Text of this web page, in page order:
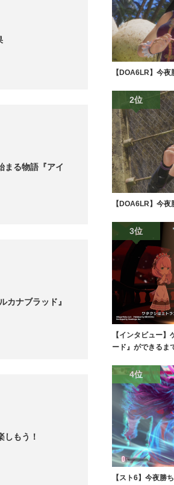
まる物語『アイ
カナブラッド』
しもう！
【DOA6LR】今
2位
【DOA6LR】今
3位
【インタビュー
ード』ができる
4位
【スト6】今夜勝